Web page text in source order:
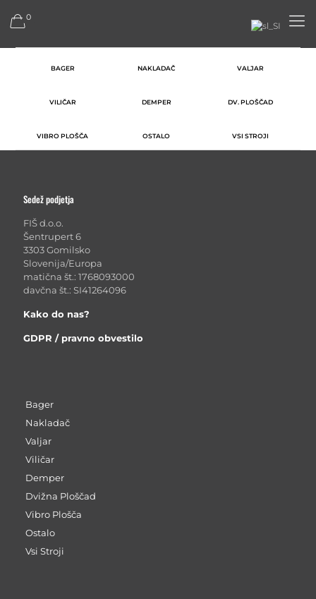
0
BAGER NAKLADAČ VALJAR
VILIČAR DEMPER DV. PLOŠČAD
VIBRO PLOŠČA OSTALO VSI STROJI
Sedež podjetja
FIŠ d.o.o.
Šentrupert 6
3303 Gomilsko
Slovenija/Europa
matična št.: 1768093000
davčna št.: SI41264096
Kako do nas?
GDPR / pravno obvestilo
Bager
Nakladač
Valjar
Viličar
Demper
Dvižna Ploščad
Vibro Plošča
Ostalo
Vsi Stroji